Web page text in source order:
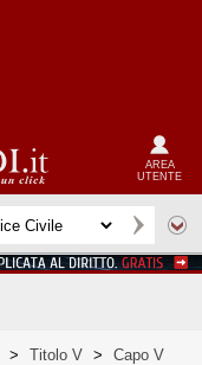
AREA
UTENTE
> Titolo V >
Capo V